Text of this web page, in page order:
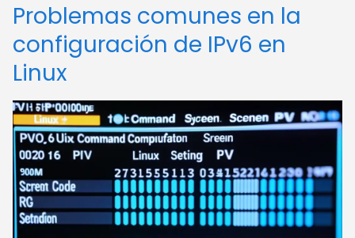
Problemas comunes en la
configuración de IPv6 en
Linux